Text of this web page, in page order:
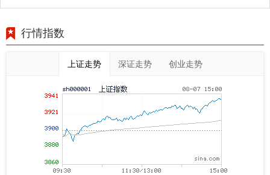
行情指数
上证走势 深证走势 创业走势